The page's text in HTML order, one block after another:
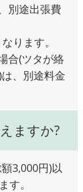
別途出張費
ります。
合(ツタが絡
、別途料金
ますか?
3,000円)以
す。